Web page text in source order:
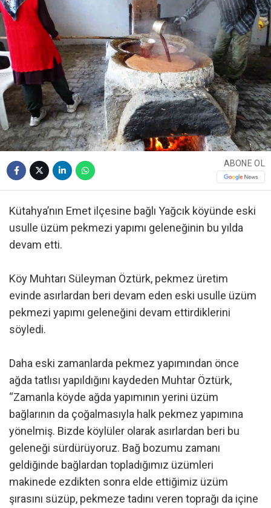
ABONE OL
Kütahya’nın Emet ilçesine bağlı Yağcık köyünde eski
usulle üzüm pekmezi yapımı geleneğinin bu yılda
devam etti.
Köy Muhtarı Süleyman Öztürk, pekmez üretim
evinde asırlardan beri devam eden eski usulle üzüm
pekmezi yapımı geleneğini devam ettirdiklerini
söyledi.
Daha eski zamanlarda pekmez yapımından önce
ağda tatlısı yapıldığını kaydeden Muhtar Öztürk,
“Zamanla köyde ağda yapımının yerini üzüm
bağlarının da çoğalmasıyla halk pekmez yapımına
yönelmiş. Bizde köylüler olarak asırlardan beri bu
geleneği sürdürüyoruz. Bağ bozumu zamanı
geldiğinde bağlardan topladığımız üzümleri
makinede ezdikten sonra elde ettiğimiz üzüm
şırasını süzüp, pekmeze tadını veren toprağı da içine